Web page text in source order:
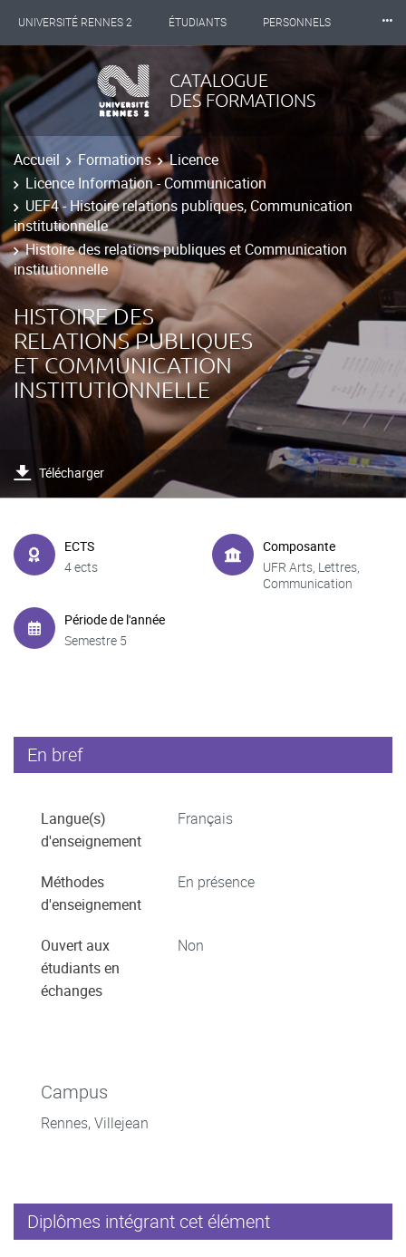
UNIVERSITÉ RENNES 2 ÉTUDIANTS PERSONNELS
INTERNATIONAL PROFESSIONNELS
LES NOUVELLES DE RENNES 2
⸱⸱⸱
CATALOGUE
DES FORMATIONS
Accueil Formations
Licence
Licence Information - Communication
UEF4 - Histoire relations publiques, Communication
institutionnelle
Histoire des relations publiques et Communication
institutionnelle
HISTOIRE DES
RELATIONS PUBLIQUES
ET COMMUNICATION
INSTITUTIONNELLE
Télécharger
ECTS
4 ects
Composante
UFR Arts, Lettres,
Communication
Période de l'année
Semestre 5
En bref
Langue(s)
d'enseignement
Français
Méthodes
d'enseignement
En présence
Ouvert aux
étudiants en
échanges
Non
Campus
Rennes, Villejean
Diplômes intégrant cet élément